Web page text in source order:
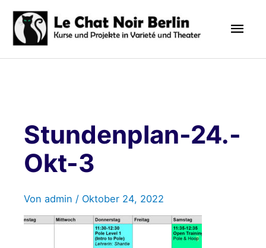
Zum
Inhalt
springen
Stundenplan-24.-
Okt-3
Vonadmin / Oktober 24, 2022